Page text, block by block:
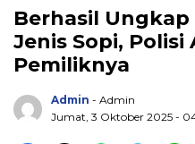
Berhasil
Jenis Sopi, Polisi
Pemiliknya
Admin - Admin
Jumat, 3 Oktober 2025 -